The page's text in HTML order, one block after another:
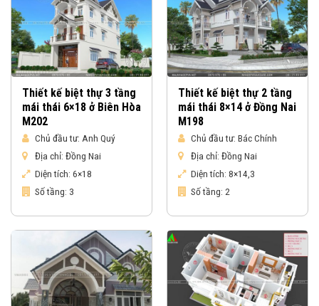
Thiết kế biệt thự 3 tầng
mái thái 6×18 ở Biên Hòa
M202
Chủ đầu tư: Anh Quý
Địa chỉ: Đồng Nai
Diện tích: 6×18
Số tầng: 3
Thiết kế biệt thự 2 tầng
mái thái 8×14 ở Đồng Nai
M198
Chủ đầu tư: Bác Chính
Địa chỉ: Đồng Nai
Diện tích: 8×14,3
Số tầng: 2